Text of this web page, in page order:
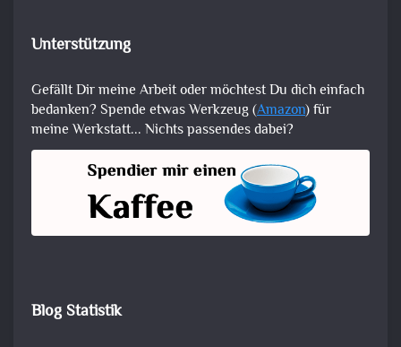
Unterstützung
Gefällt Dir meine Arbeit oder möchtest Du dich einfach
bedanken? Spende etwas Werkzeug (Amazon) für
meine Werkstatt... Nichts passendes dabei?
Blog Statistik